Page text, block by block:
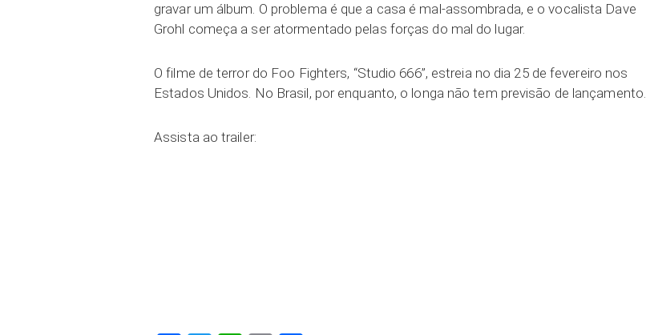
gravar um álbum. O problema é que a casa é mal-assombrada, e o vocalista Dave
Grohl começa a ser atormentado pelas forças do mal do lugar.
O filme de terror do Foo Fighters, “Studio 666”, estreia no dia 25 de fevereiro nos
Estados Unidos. No Brasil, por enquanto, o longa não tem previsão de lançamento.
Assista ao trailer: